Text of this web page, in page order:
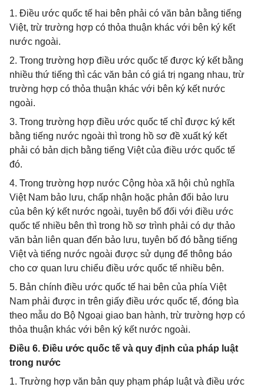
1. Điều ước quốc tế hai bên phải có văn bản bằng tiếng
Việt, trừ trường hợp có thỏa thuận khác với bên ký kết
nước ngoài.
2. Trong trường hợp điều ước quốc tế được ký kết bằng
nhiều thứ tiếng thì các văn bản có giá trị ngang nhau, trừ
trường hợp có thỏa thuận khác với bên ký kết nước
ngoài.
3. Trong trường hợp điều ước quốc tế chỉ được ký kết
bằng tiếng nước ngoài thì trong hồ sơ đề xuất ký kết
phải có bản dịch bằng tiếng Việt của điều ước quốc tế
đó.
4. Trong trường hợp nước Cộng hòa xã hội chủ nghĩa
Việt Nam bảo lưu, chấp nhận hoặc phản đối bảo lưu
của bên ký kết nước ngoài, tuyên bố đối với điều ước
quốc tế nhiều bên thì trong hồ sơ trình phải có dự thảo
văn bản liên quan đến bảo lưu, tuyên bố đó bằng tiếng
Việt và tiếng nước ngoài được sử dụng để thông báo
cho cơ quan lưu chiểu điều ước quốc tế nhiều bên.
5. Bản chính điều ước quốc tế hai bên của phía Việt
Nam phải được in trên giấy điều ước quốc tế, đóng bìa
theo mẫu do Bộ Ngoại giao ban hành, trừ trường hợp có
thỏa thuận khác với bên ký kết nước ngoài.
Điều 6. Điều ước quốc tế và quy định của pháp luật
trong nước
1. Trường hợp văn bản quy phạm pháp luật và điều ước